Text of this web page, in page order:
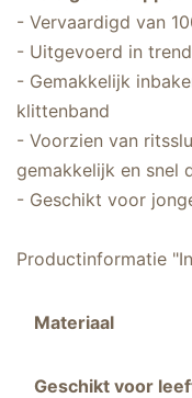
- Vervaardigd van
- Uitgevoerd in
- Gemakkelijk
klittenband
- Voorzien van
gemakkelijk en snel
- Geschikt voor
Productinformatie
Materiaal
Geschikt voor